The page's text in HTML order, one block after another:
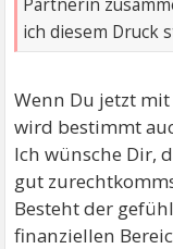
ich diesem Druck
Wenn Du jetzt
wird bestimmt
Ich wünsche Dir,
gut
Besteht der
finanziellen